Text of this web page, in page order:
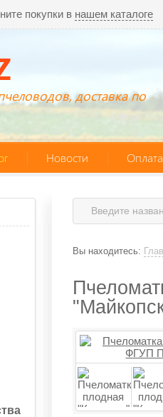
покупки в нашем каталоге
доставка по
Новости
Вы находитесь: